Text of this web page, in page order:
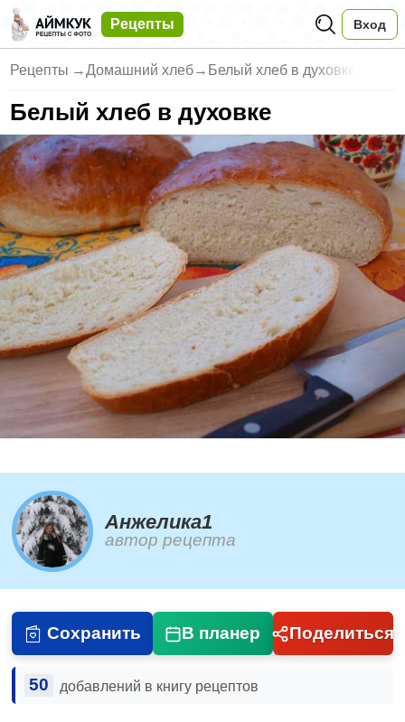
Рецепты Вход
Рецепты →Домашний хлеб→ Белый хлеб в духовке
Белый хлеб в духовке
Анжелика1
автор рецепта
Сохранить В планер Поделиться
50 добавлений в книгу рецептов